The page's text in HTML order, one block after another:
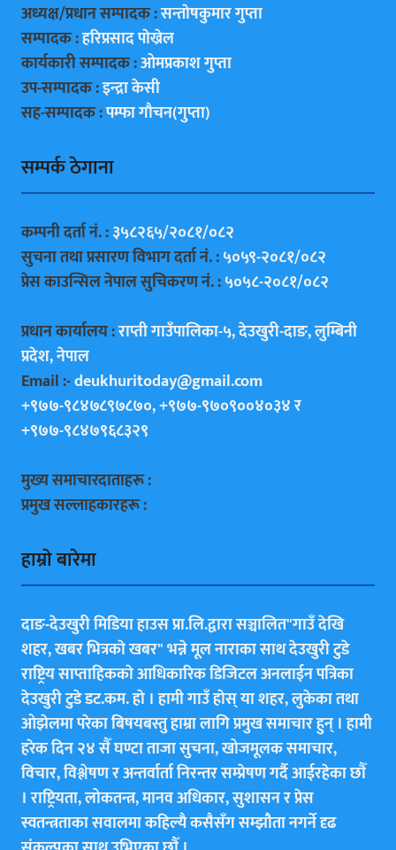
अध्यक्ष/प्रधान सम्पादक :सन्ताेषकुमार गुप्ता
सम्पादक :हरिप्रसाद पाेख्रेल
कार्यकारी सम्पादक :ओमप्रकाश गुप्ता
उप-सम्पादक :इन्द्रा केसी
सह-सम्पादक :पम्फा गाैचन(गुप्ता)
सम्पर्क ठेगाना
कम्पनी दर्ता नं. :३५८२६५/२०८१/०८२
सुचना तथा प्रसारण विभाग दर्ता नं. :५०५९-२०८१/०८२
प्रेस काउन्सिल नेपाल सुचिकरण नं. :५०५८-२०८१/०८२
प्रधान कार्यालय :राप्ती गाउँपालिका-५, देउखुरी-दाङ, लुम्बिनी
प्रदेश, नेपाल
Email :-deukhuritoday@gmail.com
+९७७-९८४७८९७८७०, +९७७-९७०९००४०३४ र
+९७७-९८४७९६८३२९
मुख्य समाचारदाताहरू :
प्रमुख सल्लाहकारहरू :
हाम्राे बारेमा
दाङ-देउखुरी मिडिया हाउस प्रा.लि.द्वारा सञ्चालित"गाउँ देखि
शहर, खबर भित्रकाे खबर" भन्ने मूल नाराका साथ देउखुरी टुडे
राष्ट्रिय साप्ताहिककाे आधिकारिक डिजिटल अनलाईन पत्रिका
देउखुरी टुडे डट.कम. हाे । हामी गाउँ हाेस् या शहर, लुकेका तथा
ओझेलमा परेका बिषयबस्तु हाम्रा लागि प्रमुख समाचार हुन् । हामी
हरेक दिन २४ सैँ घण्टा ताजा सुचना, खोजमूलक समाचार,
विचार, विश्लेषण र अन्तर्वार्ता निरन्तर सम्प्रेषण गर्दै आईरहेका छाैँ
। राष्ट्रियता, लोकतन्त्र, मानव अधिकार, सुशासन र प्रेस
स्वतन्त्रताका सवालमा कहिल्यै कसैसँग सम्झौता नगर्ने दृढ